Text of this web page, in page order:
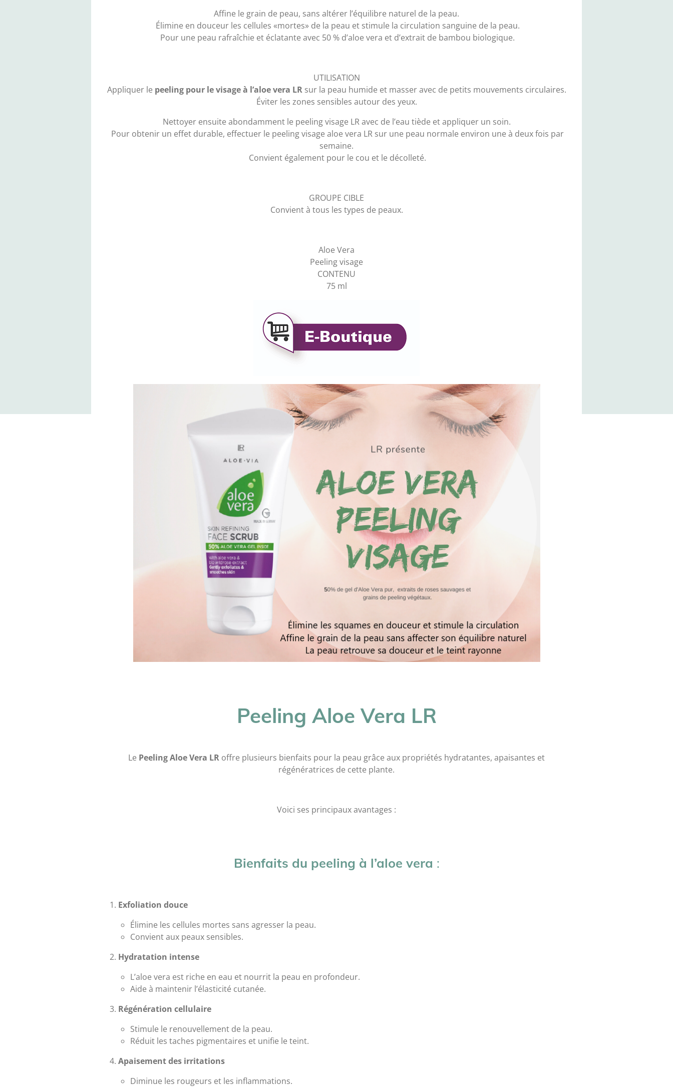
Affine le grain de peau, sans altérer l’équilibre naturel de la peau.
Élimine en douceur les cellules «mortes» de la peau et stimule la circulation sanguine de la peau.
Pour une peau rafraîchie et éclatante avec 50 % d’aloe vera et d’extrait de bambou biologique.
UTILISATION
Appliquer le peeling pour le visage à l’aloe vera LRsur la peau humide et masser avec de petits mouvements circulaires.
Éviter les zones sensibles autour des yeux.
Nettoyer ensuite abondamment le peeling visage LR avec de l’eau tiède et appliquer un soin.
Pour obtenir un effet durable, effectuer le peeling visage aloe vera LR sur une peau normale environ une à deux fois par
semaine.
Convient également pour le cou et le décolleté.
GROUPE CIBLE
Convient à tous les types de peaux.
Aloe Vera
Peeling visage
CONTENU
75 ml
Peeling Aloe Vera LR
Le Peeling Aloe Vera LR offre plusieurs bienfaits pour la peau grâce aux propriétés hydratantes, apaisantes et
régénératrices de cette plante.
Voici ses principaux avantages :
Bienfaits du peeling à l’aloe vera :
Exfoliation douce
Élimine les cellules mortes sans agresser la peau.
Convient aux peaux sensibles.
Hydratation intense
L’aloe vera est riche en eau et nourrit la peau en profondeur.
Aide à maintenir l’élasticité cutanée.
Régénération cellulaire
Stimule le renouvellement de la peau.
Réduit les taches pigmentaires et unifie le teint.
Apaisement des irritations
Diminue les rougeurs et les inflammations.